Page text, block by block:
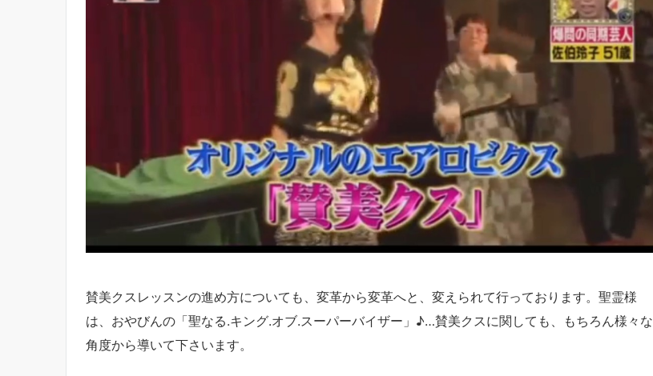
賛美クスレッスンの進め方についても、変革から変革へと、変えられて行っております。聖霊様
は、おやびんの「聖なる.キング.オブ.スーパーバイザー」♪…賛美クスに関しても、もちろん様々な
角度から導いて下さいます。